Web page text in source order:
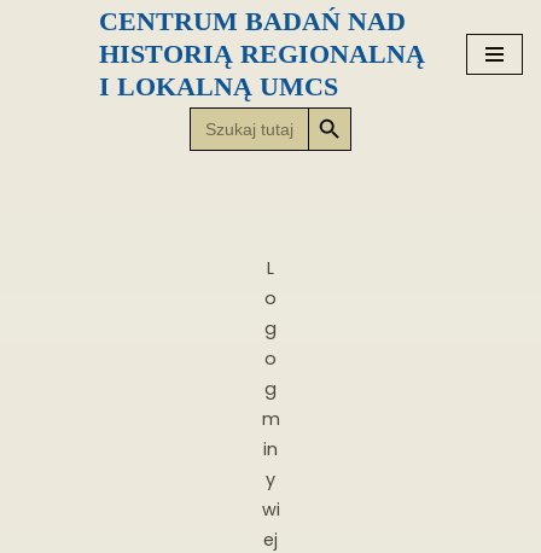
CENTRUM BADAŃ NAD
HISTORIĄ REGIONALNĄ
I LOKALNĄ UMCS
Search
for:
Search Button
L
o
g
o
g
m
in
y
wi
ej